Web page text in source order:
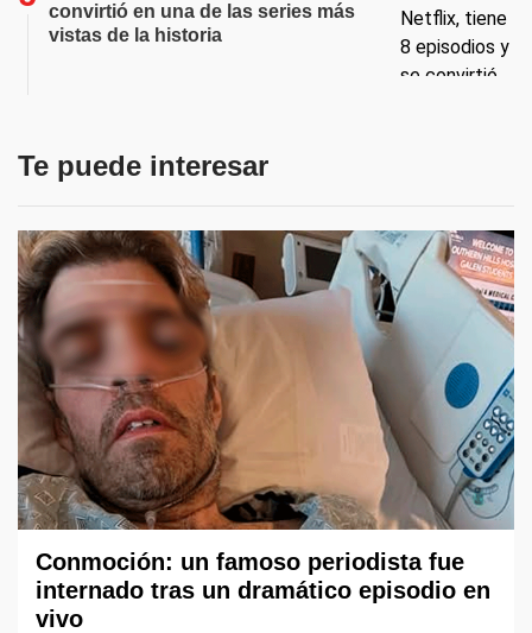
convirtió en una de las series más
vistas de la historia
Te puede interesar
Conmoción: un famoso periodista fue
internado tras un dramático episodio en
vivo